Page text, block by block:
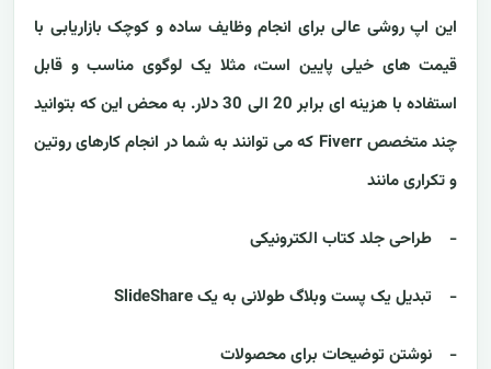
این اپ روشی عالی برای انجام وظایف ساده و کوچک بازاریابی با
قیمت های خیلی پایین است، مثلا یک لوگوی مناسب و قابل
استفاده با هزینه ای برابر 20 الی 30 دلار. به محض این که بتوانید
چند متخصص Fiverr که می توانند به شما در انجام کارهای روتین
و تکراری مانند
- طراحی جلد کتاب الکترونیکی
- تبدیل یک پست وبلاگ طولانی به یک SlideShare
- نوشتن توضیحات برای محصولات